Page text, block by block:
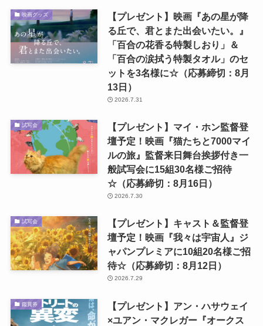
映画グッズ
【プレゼント】映画『あの星が降
る丘で、君とまた出会いたい。』
「百合の花香る特製しおり」＆
「百合の涙拭う特製タオル」のセ
ットを3名様に☆（応募締切：8月
13日）
2026.7.31
試写会
【プレゼント】マイ・ホン監督登
壇予定！映画『猫たちと7000マイ
ルの旅』監督来日舞台挨拶付き一
般試写会に15組30名様ご招待
☆（応募締切：8月16日）
2026.7.30
試写会
【プレゼント】キャスト＆監督登
壇予定！映画『我々は宇宙人』ジ
ャパンプレミアに10組20名様ご招
待☆（応募締切：8月12日）
2026.7.29
鑑賞券
【プレゼント】アン・ハサウェイ
×ユアン・マクレガー『オークス